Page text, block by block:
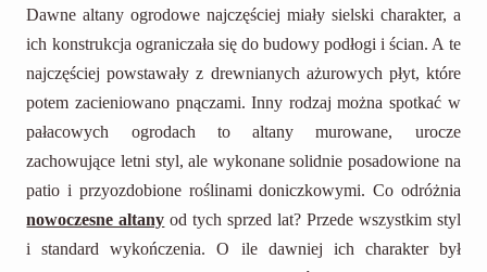
Dawne altany ogrodowe najczęściej miały sielski charakter, a
ich konstrukcja ograniczała się do budowy podłogi i ścian. A te
najczęściej powstawały z drewnianych ażurowych płyt, które
potem zacieniowano pnączami. Inny rodzaj można spotkać w
pałacowych ogrodach to altany murowane, urocze
zachowujące letni styl, ale wykonane solidnie posadowione na
patio i przyozdobione roślinami doniczkowymi. Co odróżnia
nowoczesne altany od tych sprzed lat? Przede wszystkim styl
i standard wykończenia. O ile dawniej ich charakter był